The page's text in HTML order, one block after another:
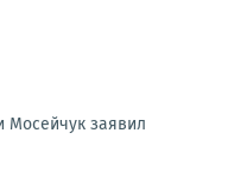
Мосейчук заявил